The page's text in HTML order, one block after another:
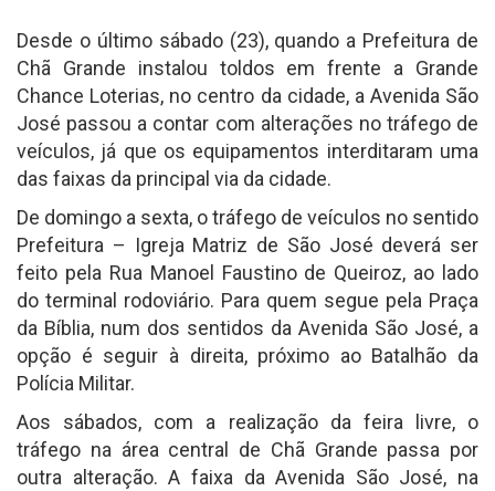
Desde o último sábado (23), quando a Prefeitura de
Chã Grande instalou toldos em frente a Grande
Chance Loterias, no centro da cidade, a Avenida São
José passou a contar com alterações no tráfego de
veículos, já que os equipamentos interditaram uma
das faixas da principal via da cidade.
De domingo a sexta, o tráfego de veículos no sentido
Prefeitura – Igreja Matriz de São José deverá ser
feito pela Rua Manoel Faustino de Queiroz, ao lado
do terminal rodoviário. Para quem segue pela Praça
da Bíblia, num dos sentidos da Avenida São José, a
opção é seguir à direita, próximo ao Batalhão da
Polícia Militar.
Aos sábados, com a realização da feira livre, o
tráfego na área central de Chã Grande passa por
outra alteração. A faixa da Avenida São José, na